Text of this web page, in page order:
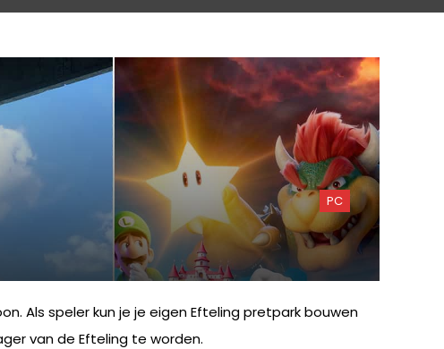
PC
Als speler kun je je eigen Efteling pretpark bouwen
van de Efteling te worden.